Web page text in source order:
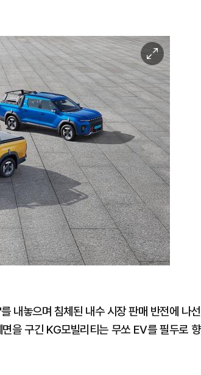
이
미
지
확
대
내놓으며 침체된 내수 시장 판매 반전에 나선
을 구긴 KG모빌리티는 무쏘 EV를 필두로 향